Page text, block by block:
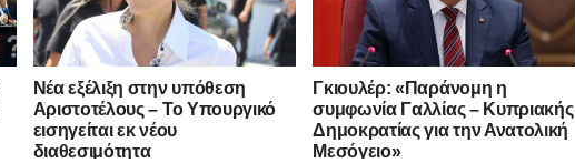
Νέα εξέλιξη στην υπόθεση
Αριστοτέλους – Το Υπουργικό
εισηγείται εκ νέου
διαθεσιμότητα
Γκιουλέρ: «Παράνομη η
συμφωνία Γαλλίας – Κυπριακής
Δημοκρατίας για την Ανατολική
Μεσόγειο»